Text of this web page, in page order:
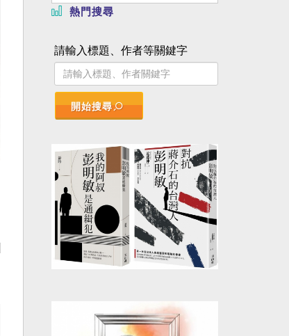
熱門搜尋
請輸入標題、作者等關鍵字
開始搜尋